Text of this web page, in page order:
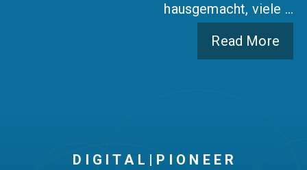
hausgemacht, viele …
Read More
D I G I T A L | P I O N E E R